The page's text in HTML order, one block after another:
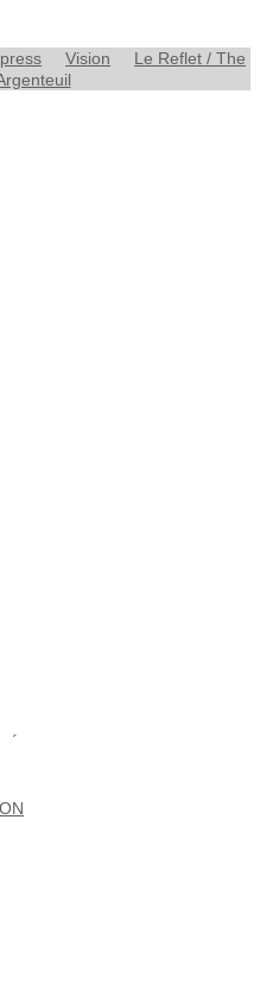
Vision
Le Reflet / The